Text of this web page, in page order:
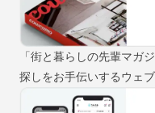
「街と暮らしの先輩マガ
探しをお手伝いするウェ